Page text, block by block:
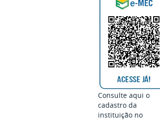
Consulte aqui o
cadastro da
instituição no